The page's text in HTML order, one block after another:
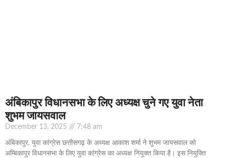
अंबिकापुर विधानसभा के लिए अध्यक्ष चुने गए युवा नेता
शुभम जायसवाल
December 13, 2025 7:48 am
अंबिकापुर. युवा कांग्रेस छत्तीसगढ़ के अध्यक्ष आकाश शर्मा ने शुभम जायसवाल को
अम्बिकापुर विधानसभा के लिए युवा कांग्रेस का अध्यक्ष नियुक्त किया है। इस नियुक्ति